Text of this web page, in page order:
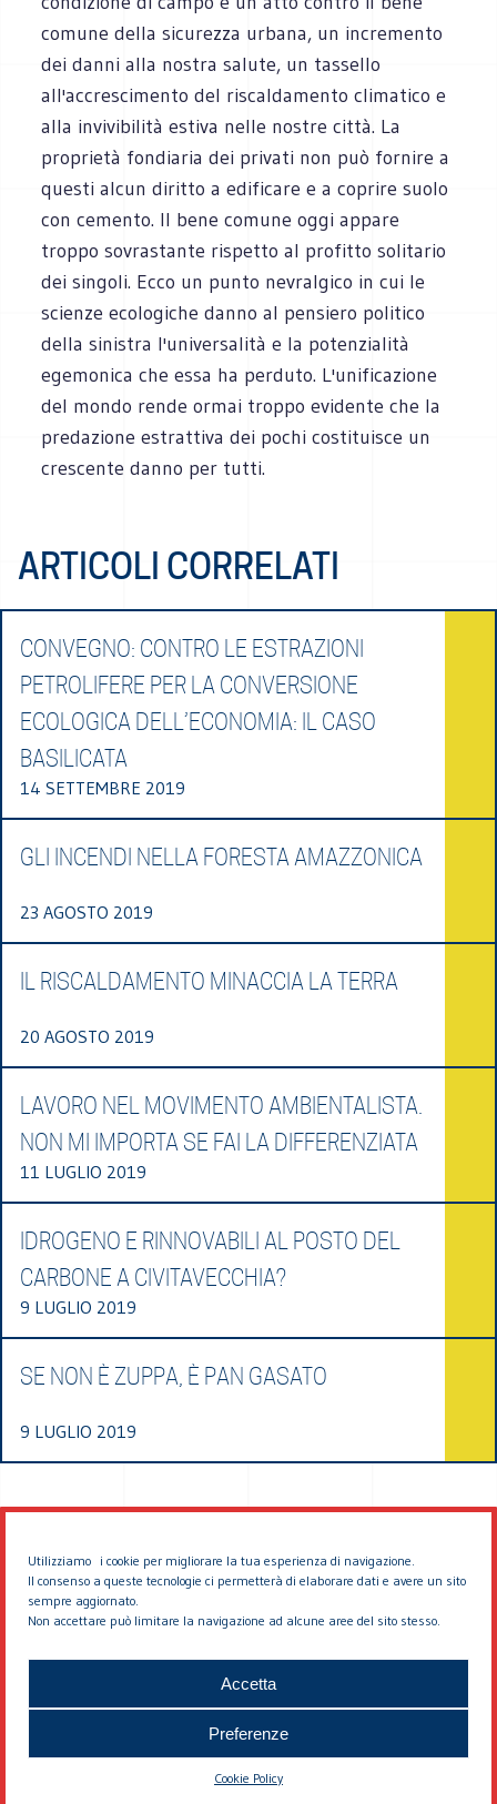
Utilizziamo i cookie per migliorare la tua esperienza di navigazione.
Il consenso a queste tecnologie ci permetterà di elaborare dati e avere un sito
sempre aggiornato.
Non accettare può limitare la navigazione ad alcune aree del sito stesso.
Accetta
Preferenze
Cookie Policy
comune della sicurezza urbana, un incremento
dei danni alla nostra salute, un tassello
all'accrescimento del riscaldamento climatico e
alla invivibilità estiva nelle nostre città. La
proprietà fondiaria dei privati non può fornire a
questi alcun diritto a edificare e a coprire suolo
con cemento. Il bene comune oggi appare
troppo sovrastante rispetto al profitto solitario
dei singoli. Ecco un punto nevralgico in cui le
scienze ecologiche danno al pensiero politico
della sinistra l'universalità e la potenzialità
egemonica che essa ha perduto. L'unificazione
del mondo rende ormai troppo evidente che la
predazione estrattiva dei pochi costituisce un
crescente danno per tutti.
ARTICOLI CORRELATI
CONVEGNO: CONTRO LE ESTRAZIONI
PETROLIFERE PER LA CONVERSIONE
ECOLOGICA DELL’ECONOMIA: IL CASO
BASILICATA
14 SETTEMBRE 2019
GLI INCENDI NELLA FORESTA AMAZZONICA
23 AGOSTO 2019
IL RISCALDAMENTO MINACCIA LA TERRA
20 AGOSTO 2019
LAVORO NEL MOVIMENTO AMBIENTALISTA.
NON MI IMPORTA SE FAI LA DIFFERENZIATA
11 LUGLIO 2019
IDROGENO E RINNOVABILI AL POSTO DEL
CARBONE A CIVITAVECCHIA?
9 LUGLIO 2019
SE NON È ZUPPA, È PAN GASATO
9 LUGLIO 2019
© 2026 EDDYBURG